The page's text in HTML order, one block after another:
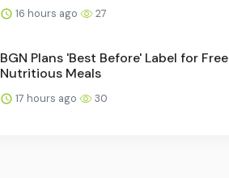
16 hours ago 27
BGN Plans 'Best Before' Label for Free
Nutritious Meals
17 hours ago 30